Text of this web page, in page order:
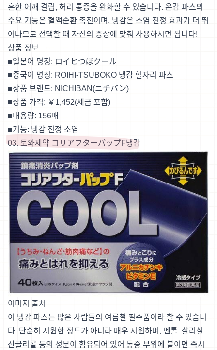
흔한 어깨 결림, 허리 통증을 완화할 수 있습니다. 온감 파스의
주요 기능은 혈액순환 촉진이며, 냉감은 소염 진정 효과가 더 뛰
어나므로 선택할 때 자신의 증상에 맞춰 사용하시면 됩니다!
상품 정보
■일본어 명칭: ロイヒつぼクール
■중국어 명칭: ROIHI-TSUBOKO 냉감 혈자리 파스
■상품 브랜드: NICHIBAN(ニチバン)
■상품 가격: ￥1,452(세금 포함)
■내용량: 156매
■기능: 냉감 진정 소염
03. 토와제약 コリアフターパップF냉감
이미지 출처
이 냉감 파스는 많은 사람들의 여름철 필수품이라 할 수 있습니
다. 단순히 시원한 정도가 아니라 매우 시원하며, 멘톨, 살리실
산글리콜 등의 성분이 함유되어 있어 통증 부위에 붙이면 즉시